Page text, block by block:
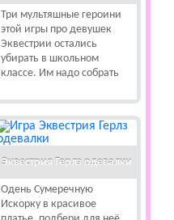
Три мультяшные героини
этой игры про девушек
Эквестрии остались
убирать в школьном
классе. Им надо собрать
Эквестрия Герлз одевалки
Одень Сумеречную
Искорку в красивое